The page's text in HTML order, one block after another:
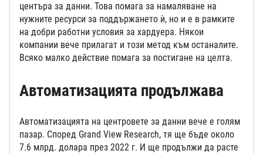
центъра за данни. Това помага за намаляване на
нужните ресурси за поддържането ѝ, но и е в рамките
на добри работни условия за хардуера. Някои
компании вече прилагат и този метод към останалите.
Всяко малко действие помага за постигане на целта.
Автоматизацията продължава
Автоматизацията на центровете за данни вече е голям
пазар. Според Grand View Research, тя ще бъде около
7.6 млрд. долара през 2022 г. И ще продължи да расте